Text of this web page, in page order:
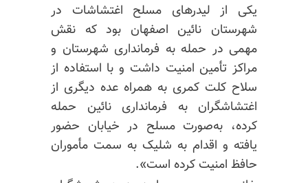
یکی از لیدر‌های مسلح اغتشاشات در
شهرستان نائین اصفهان بود که نقش
مهمی در حمله به فرمانداری شهرستان و
مراکز تأمین امنیت داشت و با استفاده از
سلاح کلت کمری به همراه عده دیگری از
اغتشاشگران به فرمانداری نائین حمله
کرده، به‌صورت مسلح در خیابان حضور
یافته و اقدام به شلیک به سمت مأموران
حافظ امنیت کرده است».